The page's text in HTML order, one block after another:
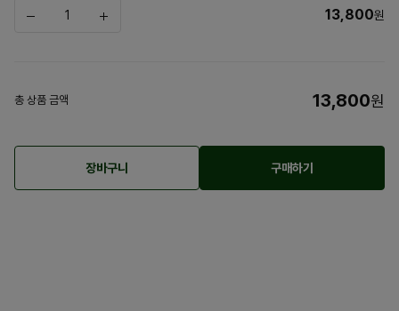
13,800원
총 상품 금액 13,800원
장바구니 구매하기